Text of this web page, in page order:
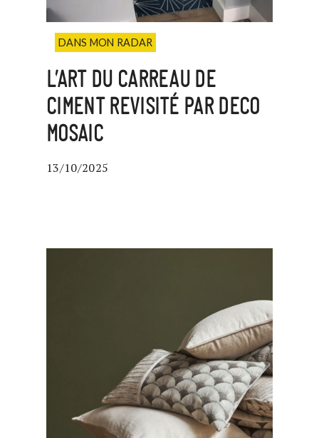
DANS MON RADAR
L’ART DU CARREAU DE
CIMENT REVISITÉ PAR DECO
MOSAIC
13/10/2025